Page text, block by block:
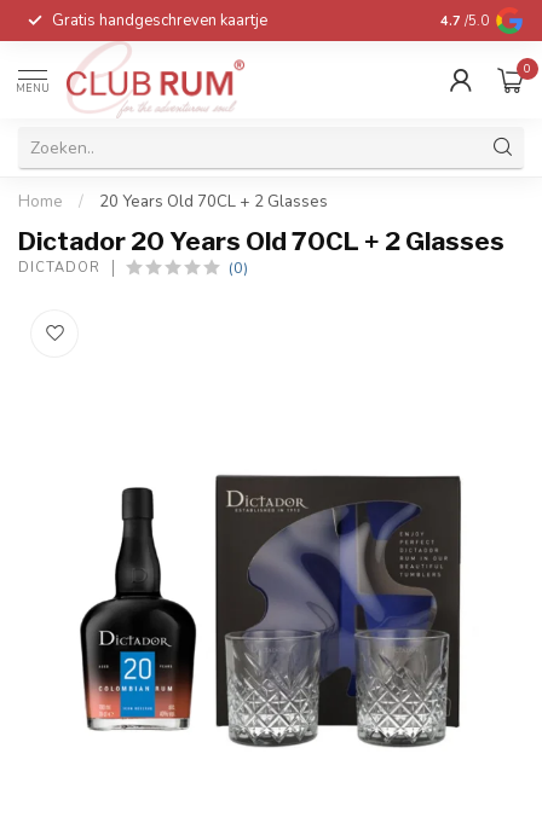
Gratis handgeschreven kaartje Voor 16:00
4.7 /5.0
MENU
0
Home / 20 Years Old 70CL + 2 Glasses
Dictador 20 Years Old 70CL + 2 Glasses
DICTADOR (0)